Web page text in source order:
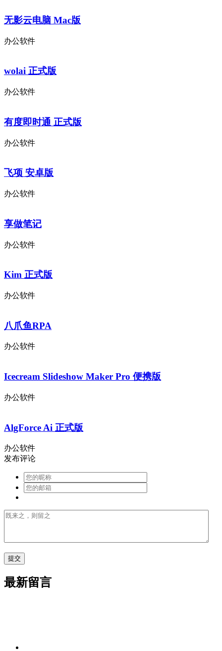
无影云电脑 Mac版
办公软件
wolai 正式版
办公软件
有度即时通 正式版
办公软件
飞项 安卓版
办公软件
享做笔记
办公软件
Kim 正式版
办公软件
八爪鱼RPA
办公软件
Icecream Slideshow Maker Pro 便携版
办公软件
AlgForce Ai 正式版
办公软件
发布评论
最新留言